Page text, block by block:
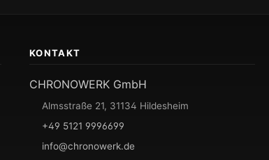
KONTAKT
CHRONOWERK GmbH
Almsstraße 21, 31134 Hildesheim
+49 5121 9996699
info@chronowerk.de